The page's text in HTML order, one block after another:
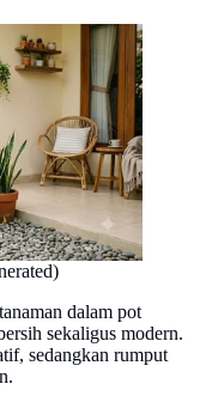
dalam pot
sekaligus modern.
sedangkan rumput